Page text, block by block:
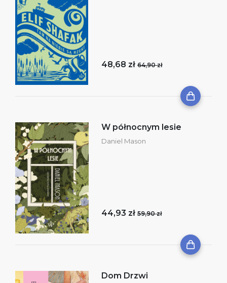
48,68 zł 64,90 zł
W północnym lesie
Daniel Mason
44,93 zł 59,90 zł
Dom Drzwi